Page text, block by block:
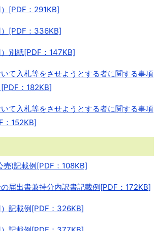
[PDF：291KB]
[PDF：336KB]
別紙[PDF：147KB]
て入札等をさせようとする者に関する事項
[PDF：182KB]
て入札等をさせようとする者に関する事項
：152KB]
売)記載例[PDF：108KB]
届出書兼持分内訳書記載例[PDF：172KB]
記載例[PDF：326KB]